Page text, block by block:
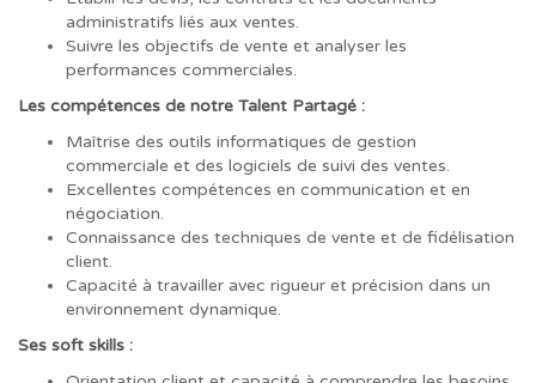
administratifs liés aux ventes.
Suivre les objectifs de vente et analyser les
performances commerciales.
Les compétences de notre Talent Partagé :
Maîtrise des outils informatiques de gestion
commerciale et des logiciels de suivi des ventes.
Excellentes compétences en communication et en
négociation.
Connaissance des techniques de vente et de fidélisation
client.
Capacité à travailler avec rigueur et précision dans un
environnement dynamique.
Ses soft skills :